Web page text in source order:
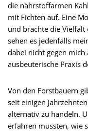
die nährstoffarmen
mit Fichten auf. Eine
und brachte die Vielfalt
sehen es jedenfalls
dabei nicht gegen
ausbeuterische Praxis
Von den Forstbauern
seit einigen
alternativ zu handeln.
erfahren mussten, wie